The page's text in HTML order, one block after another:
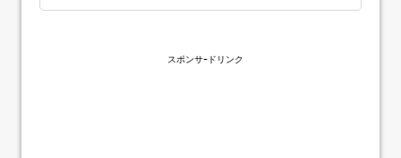
スポンサｰドリンク